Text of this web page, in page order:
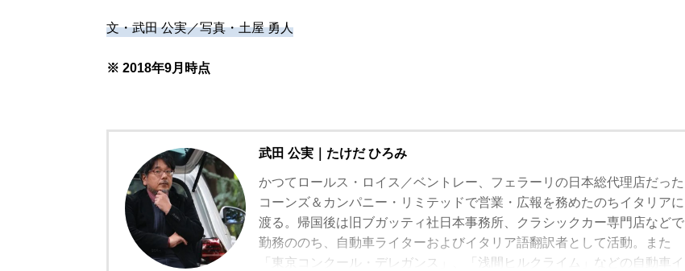
文・武田 公実／写真・土屋 勇人
※ 2018年9月時点
武田 公実｜たけだ ひろみ
かつてロールス・ロイス／ベントレー、フェラーリの日本総代理店だった
コーンズ＆カンパニー・リミテッドで営業・広報を務めたのちイタリアに
渡る。帰国後は旧ブガッティ社日本事務所、クラシックカー専門店などで
勤務ののち、自動車ライターおよびイタリア語翻訳者として活動。また
「東京コンクール・デレガンス」、「浅間ヒルクライム」などの自動車イ